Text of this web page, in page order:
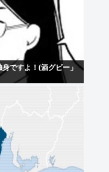
ですよ！(酒グビー」